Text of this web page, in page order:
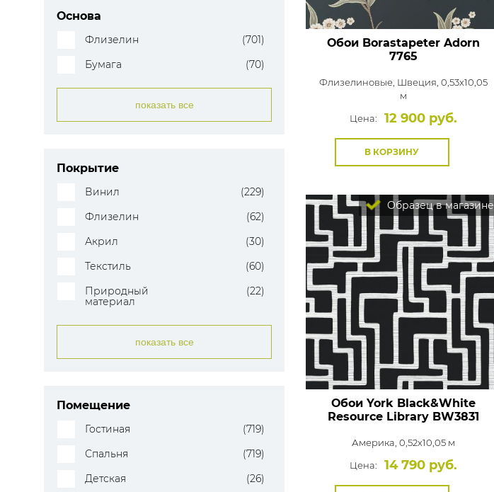
Основа
Флизелин
(701)
Бумага
(70)
показать все
Покрытие
Винил
(229)
Флизелин
(62)
Акрил
(30)
Текстиль
(60)
Природный
материал
(22)
показать все
Помещение
Гостиная
(719)
Спальня
(719)
Детская
(26)
Обои Borastapeter Adorn
7765
Флизелиновые, Швеция, 0,53x10,05
м
Цена:
12 900 руб.
В КОРЗИНУ
Образец в магазине
Обои York Black&White
Resource LibraryBW3831
Америка, 0,52x10,05 м
Цена:
14 790 руб.